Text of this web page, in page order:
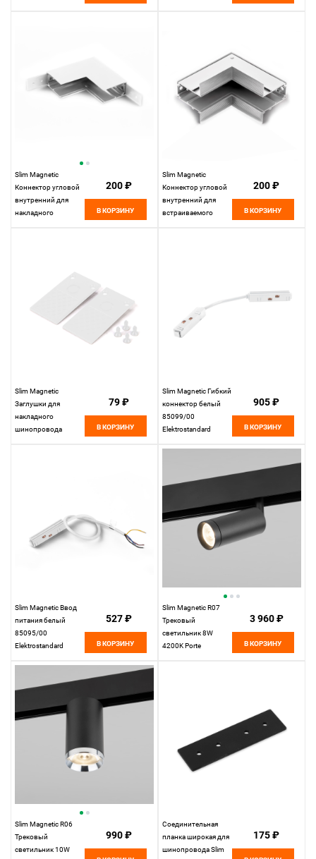
Slim Magnetic
Коннектор угловой
внутренний для
накладного
200 ₽
В КОРЗИНУ
Slim Magnetic
Коннектор угловой
внутренний для
встраиваемого
200 ₽
В КОРЗИНУ
Slim Magnetic
Заглушки для
накладного
шинопровода
79 ₽
В КОРЗИНУ
Slim Magnetic Гибкий
коннектор белый
85099/00
Elektrostandard
905 ₽
В КОРЗИНУ
Slim Magnetic Ввод
питания белый
85095/00
Elektrostandard
527 ₽
В КОРЗИНУ
Slim Magnetic R07
Трековый
светильник 8W
4200K Porte
3 960 ₽
В КОРЗИНУ
Slim Magnetic R06
Трековый
светильник 10W
990 ₽
Соединительная
планка широкая для
шинопровода Slim
175 ₽